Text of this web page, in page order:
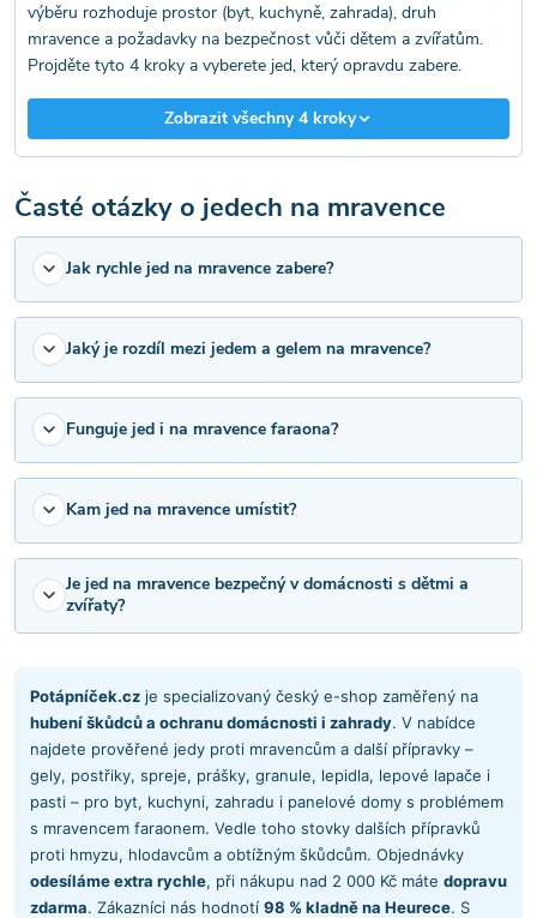
v
k
y
v
ý
p
s
u
výběru rozhoduje prostor (byt, kuchyně, zahrada), druh
mravence a požadavky na bezpečnost vůči dětem a zvířatům.
Projděte tyto 4 kroky a vyberete jed, který opravdu zabere.
Zobrazit všechny 4 kroky
Časté otázky o jedech na mravence
Jak rychle jed na mravence zabere?
Jaký je rozdíl mezi jedem a gelem na mravence?
Funguje jed i na mravence faraona?
Kam jed na mravence umístit?
Je jed na mravence bezpečný v domácnosti s dětmi a
zvířaty?
Potápníček.czje specializovaný český e-shop zaměřený na
hubení škůdců a ochranu domácnosti i zahrady. V nabídce
najdete prověřené jedy proti mravencům a další přípravky –
gely, postřiky, spreje, prášky, granule, lepidla, lepové lapače i
pasti – pro byt, kuchyni, zahradu i panelové domy s problémem
s mravencem faraonem. Vedle toho stovky dalších přípravků
proti hmyzu, hlodavcům a obtížným škůdcům. Objednávky
odesíláme extra rychle, při nákupu nad 2 000 Kč máte dopravu
zdarma. Zákazníci nás hodnotí 98 % kladně na Heurece. S